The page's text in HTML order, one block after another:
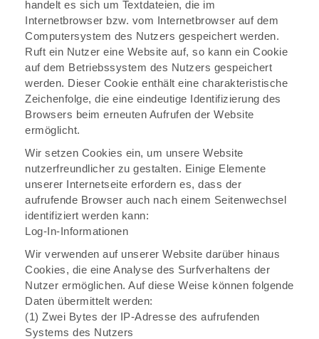
handelt es sich um Textdateien, die im
Internetbrowser bzw. vom Internetbrowser auf dem
Computersystem des Nutzers gespeichert werden.
Ruft ein Nutzer eine Website auf, so kann ein Cookie
auf dem Betriebssystem des Nutzers gespeichert
werden. Dieser Cookie enthält eine charakteristische
Zeichenfolge, die eine eindeutige Identifizierung des
Browsers beim erneuten Aufrufen der Website
ermöglicht.
Wir setzen Cookies ein, um unsere Website
nutzerfreundlicher zu gestalten. Einige Elemente
unserer Internetseite erfordern es, dass der
aufrufende Browser auch nach einem Seitenwechsel
identifiziert werden kann:
Log-In-Informationen
Wir verwenden auf unserer Website darüber hinaus
Cookies, die eine Analyse des Surfverhaltens der
Nutzer ermöglichen. Auf diese Weise können folgende
Daten übermittelt werden:
(1) Zwei Bytes der IP-Adresse des aufrufenden
Systems des Nutzers